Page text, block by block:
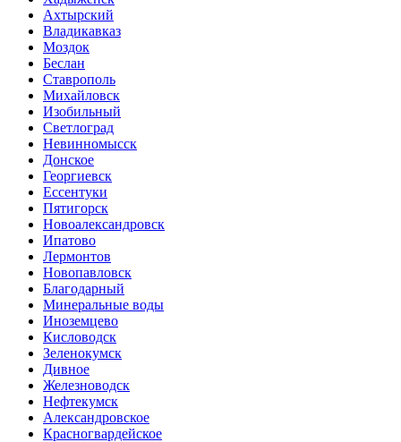
Ахтырский
Владикавказ
Моздок
Беслан
Ставрополь
Михайловск
Изобильный
Светлоград
Невинномысск
Донское
Георгиевск
Ессентуки
Пятигорск
Новоалександровск
Ипатово
Лермонтов
Новопавловск
Благодарный
Минеральные воды
Иноземцево
Кисловодск
Зеленокумск
Дивное
Железноводск
Нефтекумск
Александровское
Красногвардейское